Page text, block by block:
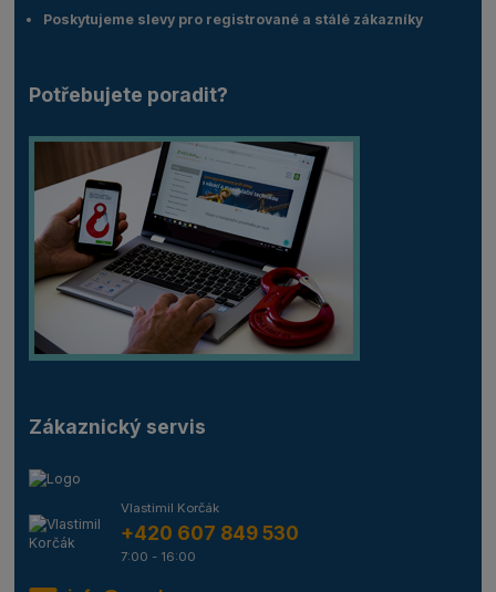
Poskytujeme slevy pro registrované a stálé zákazníky
Potřebujete poradit?
Zákaznický servis
Vlastimil Korčák
+420 607 849 530
7:00 - 16:00